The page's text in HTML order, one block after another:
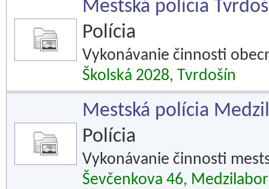
Mestská polícia
Polícia
Vykonávanie činnosti
Školská 2028, Tvrdošín
Mestská polícia
Polícia
Vykonávanie činnosti
Ševčenkova 46,